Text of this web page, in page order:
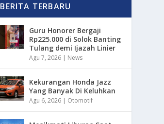
BERITA TERBARU
Guru Honorer Bergaji
Rp225.000 di Solok Banting
Tulang demi Ijazah Linier
Agu 7, 2026 | News
Kekurangan Honda Jazz
Yang Banyak Di Keluhkan
Agu 6, 2026 | Otomotif